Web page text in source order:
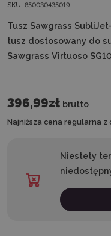
SKU: 850030435019
Tusz Sawgrass
tusz dostosowany do
Sawgrass Virtuoso
396,99zł brutto
Najniższa cena regularna z
Niestety